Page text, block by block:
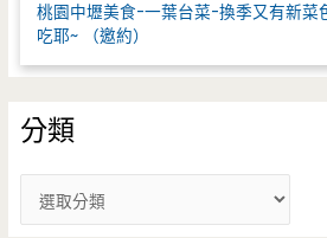
桃園中壢美食-一葉台菜-換季又有新菜
吃耶~ （邀約）
分類
類